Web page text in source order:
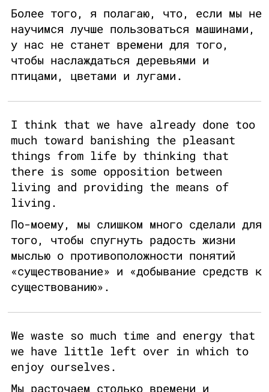
Более того, я полагаю, что, если мы не
научимся лучше пользоваться машинами,
у нас не станет времени для того,
чтобы наслаждаться деревьями и
птицами, цветами и лугами.
I think that we have already done too
much toward banishing the pleasant
things from life by thinking that
there is some opposition between
living and providing the means of
living.
По-моему, мы слишком много сделали для
того, чтобы спугнуть радость жизни
мыслью о противоположности понятий
«существование» и «добывание средств к
существованию».
We waste so much time and energy that
we have little left over in which to
enjoy ourselves.
Мы расточаем столько времени и